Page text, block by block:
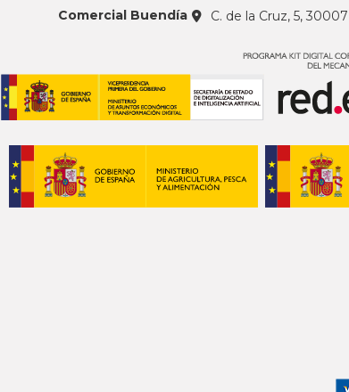
Comercial Buendía C. de la Cruz, 5,